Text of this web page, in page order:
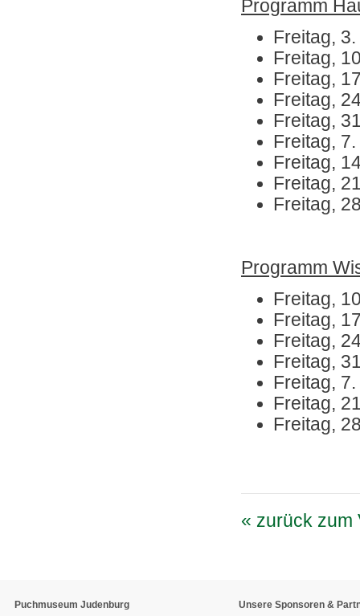
Programm
Freitag,
Freitag,
Freitag,
Freitag,
Freitag,
Freitag,
Freitag,
Freitag,
Freitag,
Programm
Freitag,
Freitag,
Freitag,
Freitag,
Freitag,
Freitag,
Freitag,
« zurück zum
Puchmuseum Judenburg Unsere Sponsoren &